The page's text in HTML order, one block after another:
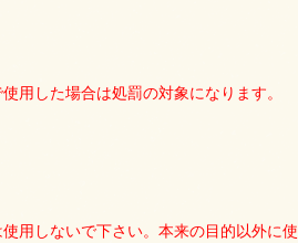
用した場合は処罰の対象になります。
用しないで下さい。本来の目的以外に